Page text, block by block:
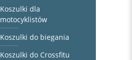
Koszulki dla
motocyklistów
Koszulki do biegania
Koszulki do Crossfitu